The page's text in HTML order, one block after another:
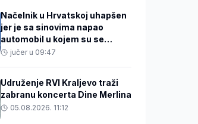
Načelnik u Hrvatskoj uhapšen
jer je sa sinovima napao
automobil u kojem su se
nalazili 31-godišnjak i beba
jučer u 09:47
Udruženje RVI Kraljevo traži
zabranu koncerta Dine Merlina
05.08.2026. 11:12